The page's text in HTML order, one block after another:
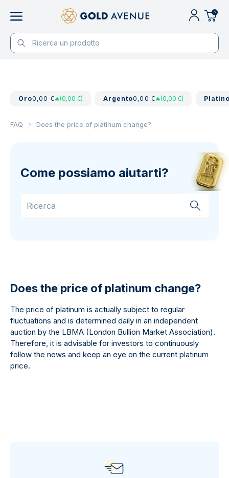
0
Oro0,00 € (0,00 €) Argento0,00 € (0,00 €)
FAQ Does the price of platinum change?
Come possiamo aiutarti?
Does the price of platinum change?
The price of platinum is actually subject to regular
fluctuations and is determined daily in an independent
auction by the LBMA (London Bullion Market Association).
Therefore, it is advisable for investors to continuously
follow the news and keep an eye on the current platinum
price.